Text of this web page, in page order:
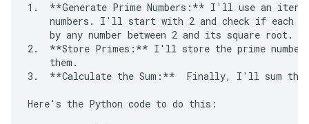
1.  **Generate Prime Numbers:** I'll use an
numbers. I'll start with 2 and check if each
by any number between 2 and its square root.
2.  **Store Primes:** I'll store the prime
    them.
3.  **Calculate the Sum:**  Finally, I'll sum the
Here's the Python code to do this: